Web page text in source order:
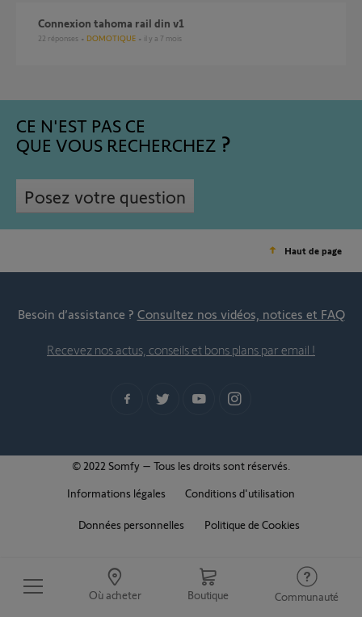
Où acheter Boutique Communauté
Connexion tahoma rail din v1
22 réponses DOMOTIQUE il y a 7 mois
CE N'EST PAS CE
QUE VOUS RECHERCHEZ
Posez votre question
Haut de page
Besoin d’assistance ? Consultez nos vidéos, notices et FAQ
Recevez nos actus, conseils et bons plans par email !
© 2022 Somfy – Tous les droits sont réservés.
Informations légales
Conditions d'utilisation
Données personnelles Politique de Cookies